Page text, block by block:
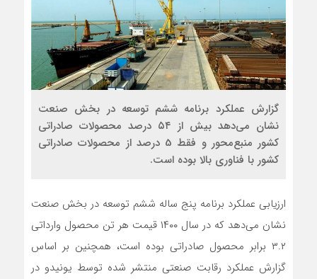
گزارش عملکرد برنامه ششم توسعه در بخش صنعت
نشان می‌دهد بیش از ۵۴ درصد محصولات صادراتی
کشور منبع‌محور و فقط 5 درصد از محصولات صادراتی
کشور با فناوری بالا بوده است.
ارزیابی عملکرد برنامه پنج ساله ششم توسعه در بخش صنعت
نشان می‌دهد که در سال ۱۴۰۰ قیمت هر تن محصول وارداتی
۳.۲ برابر محصول صادراتی بوده است، همچنین بر اساس
گزارش عملکرد رقابت صنعتی منتشر شده توسط یونیدو در